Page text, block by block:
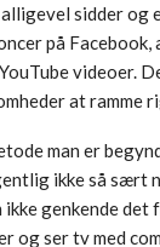
sidder og
på
videoer.
at ramme
man er
ikke så sært
genkende det
og ser tv med